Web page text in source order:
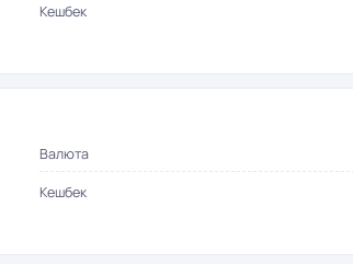
Кешбек
Валюта
Кешбек